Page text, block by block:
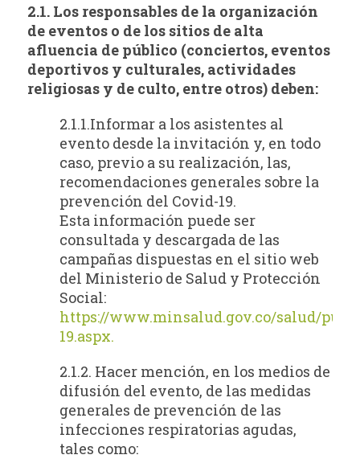
2.1. Los responsables de la organización
de eventos o de los sitios de alta
afluencia de público (conciertos, eventos
deportivos y culturales, actividades
religiosas y de culto, entre otros) deben:
2.1.1.Informar a los asistentes al
evento desde la invitación y, en todo
caso, previo a su realización, las,
recomendaciones generales sobre la
prevención del Covid-19.
Esta información puede ser
consultada y descargada de las
campañas dispuestas en el sitio web
del Ministerio de Salud y Protección
Social:
https://www.minsalud.gov.co/salud/
19.aspx.
2.1.2. Hacer mención, en los medios de
difusión del evento, de las medidas
generales de prevención de las
infecciones respiratorias agudas,
tales como: